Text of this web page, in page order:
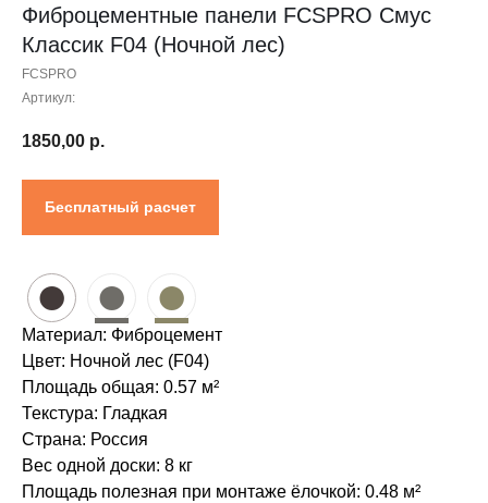
Фиброцементные панели FCSPRO Смус
Классик F04 (Ночной лес)
FCSPRO
Артикул:
1850,00 р.
Бесплатный расчет
● ● ●
Материал: Фиброцемент
Цвет: Ночной лес (F04)
Площадь общая: 0.57 м²
Текстура: Гладкая
Страна: Россия
Вес одной доски: 8 кг
Площадь полезная при монтаже ёлочкой: 0.48 м²